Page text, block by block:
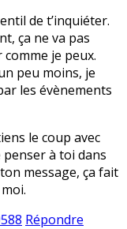
de t’inquiéter.
ça ne va pas
je peux.
peu moins, je
les évènements
le coup avec
penser à toi dans
message, ça fait
Répondre